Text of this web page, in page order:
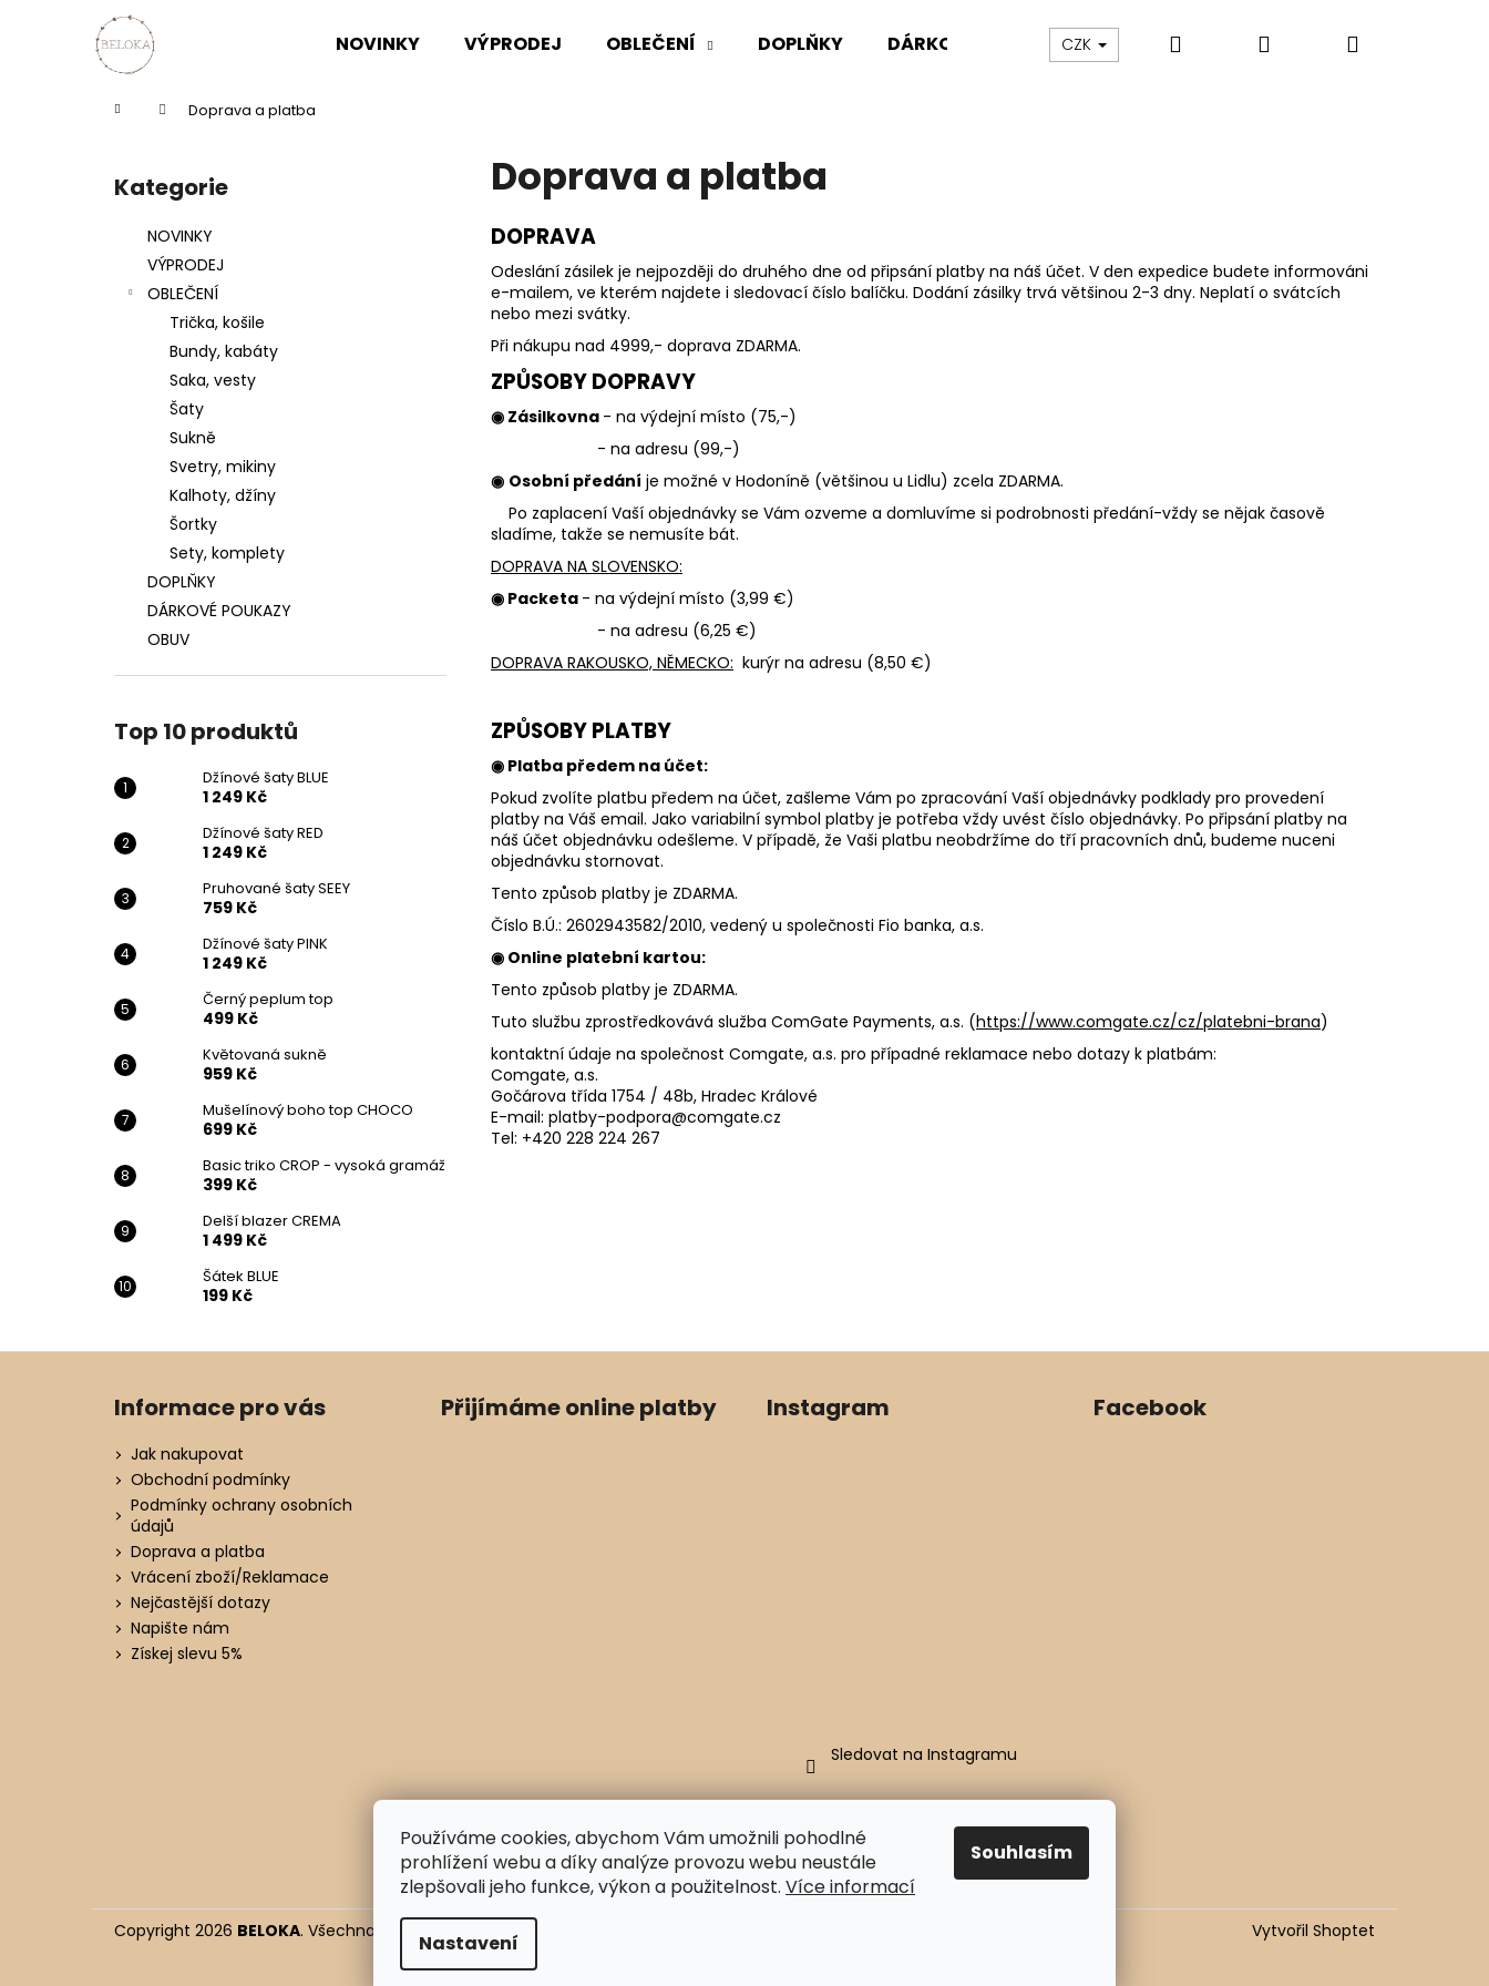
Používáme cookies, abychom Vám umožnili pohodlné
prohlížení webu a díky analýze provozu webu neustále
zlepšovali jeho funkce, výkon a použitelnost. Více informací
Nastavení
Souhlasím
NOVINKY VÝPRODEJ OBLEČENÍ DOPLŇKY DÁRKOVÉ POUKAZY Vrácení zboží/Reklamace
CZK Hledat PřihlášeníNákupní
Domů Doprava a platba
Přeskočit
kategorie
Kategorie
NOVINKY
VÝPRODEJ
OBLEČENÍ
Trička, košile
Bundy, kabáty
Saka, vesty
Šaty
Sukně
Svetry, mikiny
Kalhoty, džíny
Šortky
Sety, komplety
DOPLŇKY
DÁRKOVÉ POUKAZY
OBUV
Top 10 produktů
Džínové šaty BLUE
1 249 Kč
Džínové šaty RED
1 249 Kč
Pruhované šaty SEEY
759 Kč
Džínové šaty PINK
1 249 Kč
Černý peplum top
499 Kč
Květovaná sukně
959 Kč
Mušelínový boho top CHOCO
699 Kč
Basic triko CROP - vysoká gramáž
399 Kč
Delší blazer CREMA
1 499 Kč
Šátek BLUE
199 Kč
Doprava a platba
DOPRAVA
Odeslání zásilek je nejpozději do druhého dne od připsání platby na náš účet. V den expedice budete informováni
e-mailem, ve kterém najdete i sledovací číslo balíčku. Dodání zásilky trvá většinou 2-3 dny. Neplatí o svátcích
nebo mezi svátky.
Při nákupu nad 4999,- doprava ZDARMA.
ZPŮSOBY DOPRAVY
◉ Zásilkovna - na výdejní místo (75,-)
- na adresu (99,-)
◉ Osobní předání je možné v Hodoníně (většinou u Lidlu) zcela ZDARMA.
Po zaplacení Vaší objednávky se Vám ozveme a domluvíme si podrobnosti předání-vždy se nějak časově
sladíme, takže se nemusíte bát.
DOPRAVA NA SLOVENSKO:
◉ Packeta - na výdejní místo (3,99 €)
- na adresu (6,25 €)
DOPRAVA RAKOUSKO, NĚMECKO: kurýr na adresu (8,50 €)
ZPŮSOBY PLATBY
◉ Platba předem na účet:
Pokud zvolíte platbu předem na účet, zašleme Vám po zpracování Vaší objednávky podklady pro provedení
platby na Váš email. Jako variabilní symbol platby je potřeba vždy uvést číslo objednávky. Po připsání platby na
náš účet objednávku odešleme. V případě, že Vaši platbu neobdržíme do tří pracovních dnů, budeme nuceni
objednávku stornovat.
Tento způsob platby je ZDARMA.
Číslo B.Ú.: 2602943582/2010, vedený u společnosti Fio banka, a.s.
◉ Online platební kartou:
Tento způsob platby je ZDARMA.
Tuto službu zprostředkovává služba ComGate Payments, a.s. (https://www.comgate.cz/cz/platebni-brana)
kontaktní údaje na společnost Comgate, a.s. pro případné reklamace nebo dotazy k platbám:
Comgate, a.s.
Gočárova třída 1754 / 48b, Hradec Králové
E-mail: platby-podpora@comgate.cz
Tel: +420 228 224 267
Zpět
Zpět
Doporučujeme
DŽÍNOVÉ ŠATY BLUE
1 249 Kč
DŽÍNOVÉ ŠATY RED
1 249 Kč
PRUHOVANÉ ŠATY SEEY
Z
Informace pro vás
Jak nakupovat
Obchodní podmínky
Podmínky ochrany osobních
údajů
Doprava a platba
Vrácení zboží/Reklamace
Nejčastější dotazy
Napište nám
Získej slevu 5%
Přijímáme online platby Instagram
Sledovat na Instagramu
Facebook
Vytvořil Shoptet
Copyright 2026 BELOKA. Všechna práva vyhrazena.